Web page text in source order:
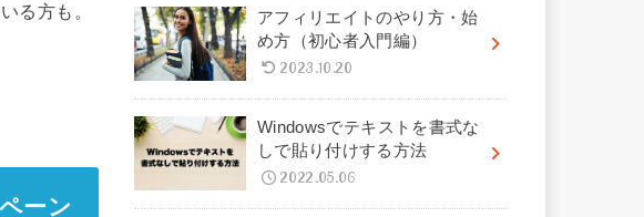
る方も。
ーン
アフィリエイトのやり方・始
め方（初心者入門編）
2023.10.20
Windowsでテキストを書式な
しで貼り付けする方法
2022.05.06